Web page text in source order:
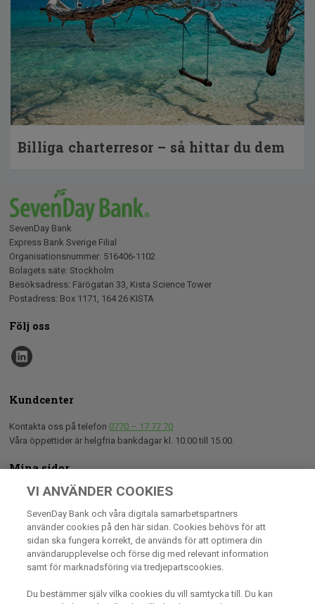
Billiga charterresor – så hittar du dem
SevenDay Bank
Express Bank Sverige Filial
Organisationsnummer: 516406-1102
Bolagets säte: Stockholm
Besöksadress: Färögatan 33, Kista Science Tower
Postadress: Box 1171, 164 26 KISTA
Följ oss
Kundcenter
Kontakta oss på telefon 0770 – 17 77 70
Våra öppettider är helgfria bankdagar kl. 10.00 till 15.00.
Mina sidor
På Mina sidor kan du som är kund hos oss utföra de flesta av dina
bankärenden. Här hittar du bland annat dina senaste transaktioner och
information om dina engagemang.
Logga in
Om SevenDay Bank
VI ANVÄNDER COOKIES
SevenDay Bank och våra digitala samarbetspartners
använder cookies på den här sidan. Cookies behövs för att
sidan ska fungera korrekt, de används för att optimera din
användarupplevelse och förse dig med relevant information
samt för marknadsföring via tredjepartscookies.
Du bestämmer själv vilka cookies du vill samtycka till. Du kan